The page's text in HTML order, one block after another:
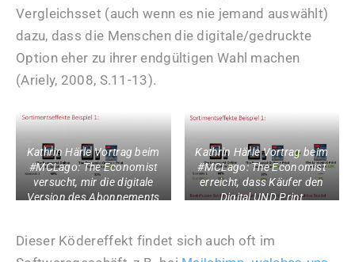
Vergleichsset (auch wenn es nie jemand auswählt)
dazu, dass die Menschen die digitale/gedruckte
Option eher zu ihrer endgültigen Wahl machen
(Ariely, 2008, S.11-13).
Kathrin Härle Vortrag beim
#MCLago: The Economist
versucht, mir die digitale
Version des Abonnements
Kathrin Härle Vortrag beim
#MCLago: The Economist
erreicht, dass Käufer den
Digital UND Print
Dieser Ködereffekt findet sich auch oft im